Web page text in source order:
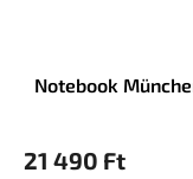
Notebook
21 490 Ft